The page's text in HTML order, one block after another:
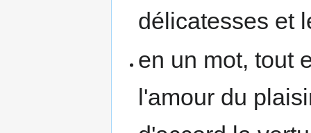
délicatesses et
en un mot, tout
l'amour du